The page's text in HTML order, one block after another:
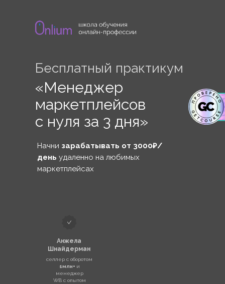
Начни зарабатывать от 3000₽/
день удаленно на любимых
маркетплейсах
селлер с оборотом
1млн+ и
менеджер
WB с опытом
Анжела
Шнайдерман
«Менеджер
маркетплейсов
с нуля за 3 дня»
Бесплатный практикум